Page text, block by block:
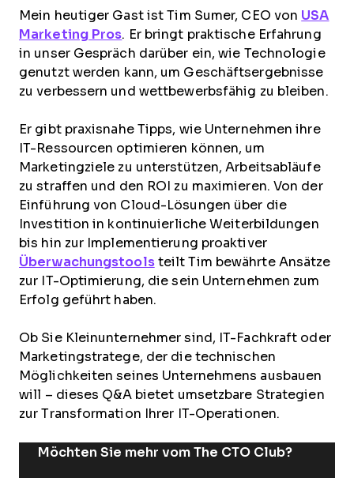
Mein heutiger Gast ist Tim Sumer, CEO von USA
Marketing Pros. Er bringt praktische Erfahrung
in unser Gespräch darüber ein, wie Technologie
genutzt werden kann, um Geschäftsergebnisse
zu verbessern und wettbewerbsfähig zu bleiben.
Er gibt praxisnahe Tipps, wie Unternehmen ihre
IT-Ressourcen optimieren können, um
Marketingziele zu unterstützen, Arbeitsabläufe
zu straffen und den ROI zu maximieren. Von der
Einführung von Cloud-Lösungen über die
Investition in kontinuierliche Weiterbildungen
bis hin zur Implementierung proaktiver
Überwachungstoolsteilt Tim bewährte Ansätze
zur IT-Optimierung, die sein Unternehmen zum
Erfolg geführt haben.
Ob Sie Kleinunternehmer sind, IT-Fachkraft oder
Marketingstratege, der die technischen
Möglichkeiten seines Unternehmens ausbauen
will – dieses Q&A bietet umsetzbare Strategien
zur Transformation Ihrer IT-Operationen.
Möchten Sie mehr vom The CTO Club?